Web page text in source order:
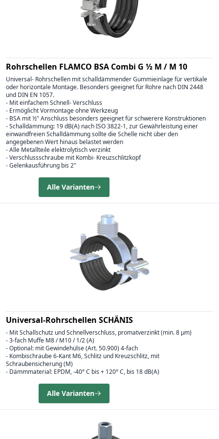
Rohrschellen FLAMCO BSA Combi G ½ M / M 10
Universal- Rohrschellen mit schalldämmender Gummieinlage für vertikale
oder horizontale Montage. Besonders geeignet für Rohre nach DIN 2448
und DIN EN 1057.
- Mit einfachem Schnell- Verschluss
- Ermöglicht Vormontage ohne Werkzeug
- BSA mit ½" Anschluss besonders geeignet für schwerere Konstruktionen
- Schalldämmung: 19 dB(A) nach ISO 3822-1, zur Gewährleistung einer
einwandfreien Schalldämmung sollte die Schelle nicht über den
angegebenen Wert hinaus belastet werden
- Alle Metallteile elektrolytisch verzinkt
- Verschlussschraube mit Kombi- Kreuzschlitzkopf
- Gelenkausführung bis 2"
Alle Varianten
Universal-Rohrschellen SCHÄNIS
- Mit Schallschutz und Schnellverschluss, promatverzinkt (min. 8 µm)
- 3-fach Muffe M8 / M10 / 1/2 (A)
- Optional: mit Gewindehülse (Art. 50.900) 4-fach
- Kombischraube 6-Kant M6, Schlitz und Kreuzschlitz, mit
Schraubensicherung (M)
- Dämmmaterial: EPDM, -40° C bis + 120° C, bis 18 dB(A)
Alle Varianten